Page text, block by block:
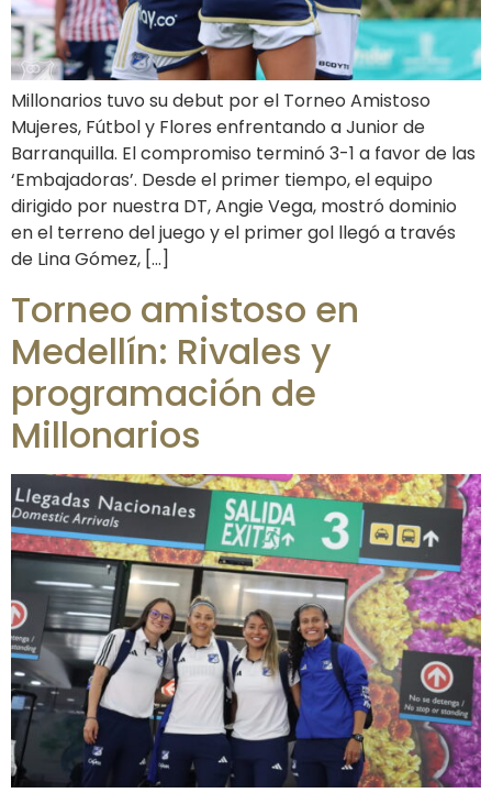
Millonarios tuvo su debut por el Torneo Amistoso
Mujeres, Fútbol y Flores enfrentando a Junior de
Barranquilla. El compromiso terminó 3-1 a favor de las
‘Embajadoras’. Desde el primer tiempo, el equipo
dirigido por nuestra DT, Angie Vega, mostró dominio
en el terreno del juego y el primer gol llegó a través
de Lina Gómez, […]
Torneo amistoso en
Medellín: Rivales y
programación de
Millonarios